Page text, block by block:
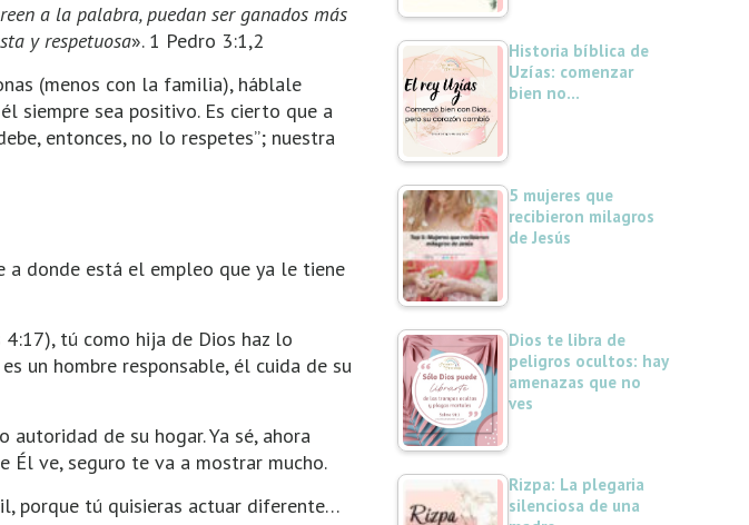
a la palabra, puedan ser ganados más
y respetuosa». 1 Pedro 3:1,2
(menos con la familia), háblale
siempre sea positivo. Es cierto que a
entonces, no lo respetes”; nuestra
a donde está el empleo que ya le tiene
tú como hija de Dios haz lo
un hombre responsable, él cuida de su
de su hogar. Ya sé, ahora
Él ve, seguro te va a mostrar mucho.
porque tú quisieras actuar diferente…
Historia bíblica de
Uzías: comenzar
bien no…
5 mujeres que
recibieron milagros
de Jesús
Dios te libra de
peligros ocultos: hay
amenazas que no
ves
Rizpa: La plegaria
silenciosa de una